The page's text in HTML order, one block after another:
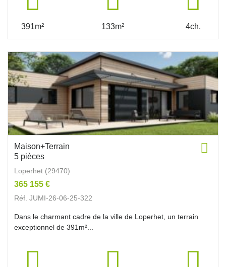
391m² 133m² 4ch.
Maison+Terrain
5 pièces
Loperhet (29470)
365 155 €
Réf. JUMI-26-06-25-322
Dans le charmant cadre de la ville de Loperhet, un terrain
exceptionnel de 391m²...